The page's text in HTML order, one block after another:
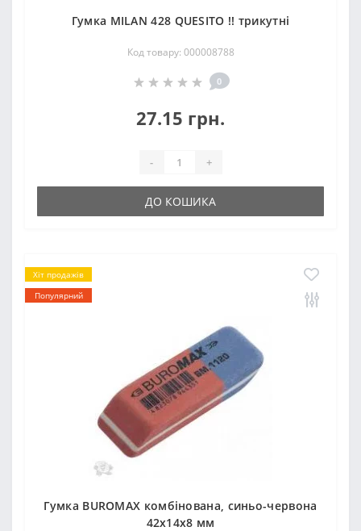
Гумка MILAN 428 QUESITO !! трикутні
Код товару: 000008788
0
27.15 грн.
- +
ДО КОШИКА
Хіт продажів
Популярний
Гумка ВUROМAX комбінована, синьо-червона
42x14x8 мм